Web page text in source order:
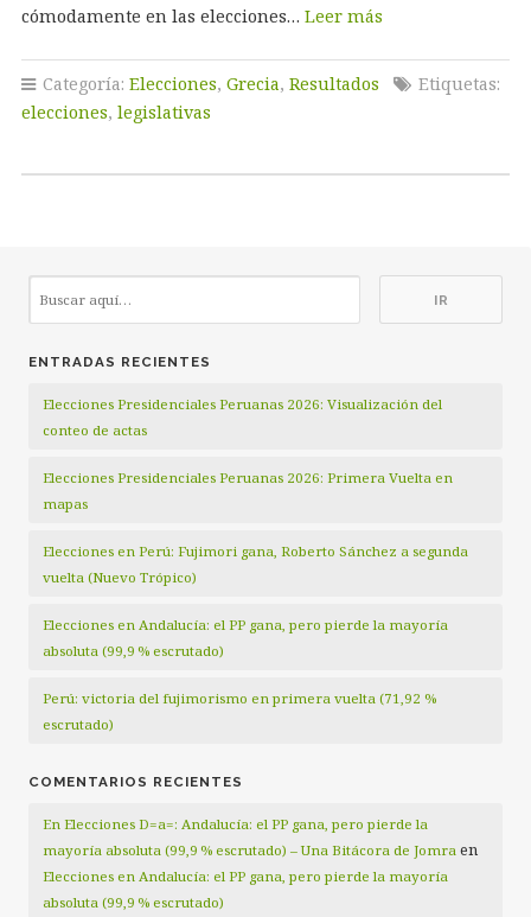
cómodamente en las elecciones… Leer más
Categoría: Elecciones, Grecia, Resultados
Etiquetas:
elecciones, legislativas
ENTRADAS RECIENTES
Elecciones Presidenciales Peruanas 2026: Visualización del
conteo de actas
Elecciones Presidenciales Peruanas 2026: Primera Vuelta en
mapas
Elecciones en Perú: Fujimori gana, Roberto Sánchez a segunda
vuelta (Nuevo Trópico)
Elecciones en Andalucía: el PP gana, pero pierde la mayoría
absoluta (99,9 % escrutado)
Perú: victoria del fujimorismo en primera vuelta (71,92 %
escrutado)
COMENTARIOS RECIENTES
En Elecciones D=a=: Andalucía: el PP gana, pero pierde la
mayoría absoluta (99,9 % escrutado) – Una Bitácora de Jomra en
Elecciones en Andalucía: el PP gana, pero pierde la mayoría
absoluta (99,9 % escrutado)